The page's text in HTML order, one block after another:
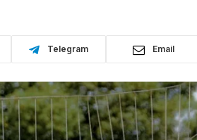
Telegram Email